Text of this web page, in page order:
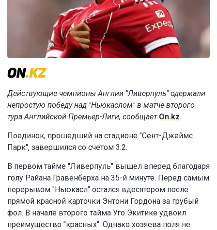
Действующие чемпионы Англии "Ливерпуль" одержали
непростую победу над "Ньюкаслом" в матче второго
тура Английской Премьер-Лиги, сообщает On.kz.
Поединок, прошедший на стадионе "Сент-Джеймс
Парк", завершился со счетом 3:2.
В первом тайме "Ливерпуль" вышел вперед благодаря
голу Райана Гравенберха на 35-й минуте. Перед самым
перерывом "Ньюкасл" остался вдесятером после
прямой красной карточки Энтони Гордона за грубый
фол. В начале второго тайма Уго Экитике удвоил
преимущество "красных". Однако хозяева поля не